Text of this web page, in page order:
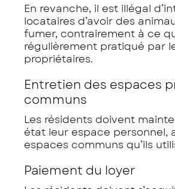
En revanche, il est illégal
locataires d’avoir des
fumer, contrairement à ce
régulièrement pratiqué par
propriétaires.
Entretien des espaces
communs
Les résidents doivent
état leur espace personnel,
espaces communs qu’ils
Paiement du loyer